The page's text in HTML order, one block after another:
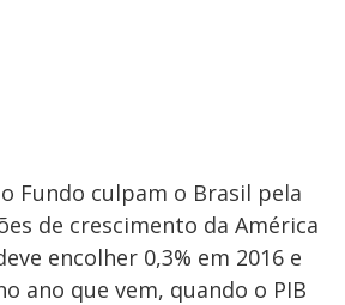
Fundo culpam o Brasil pela
de crescimento da América
encolher 0,3% em 2016 e
ano que vem, quando o PIB